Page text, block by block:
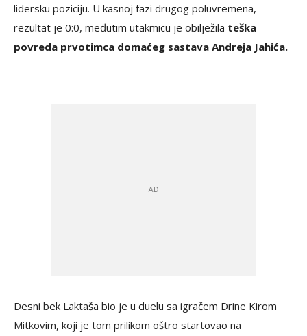
lidersku poziciju. U kasnoj fazi drugog poluvremena,
rezultat je 0:0, međutim utakmicu je obilježila teška
povreda prvotimca domaćeg sastava Andreja Jahića.
Desni bek Laktaša bio je u duelu sa igračem Drine Kirom
Mitkovim, koji je tom prilikom oštro startovao na